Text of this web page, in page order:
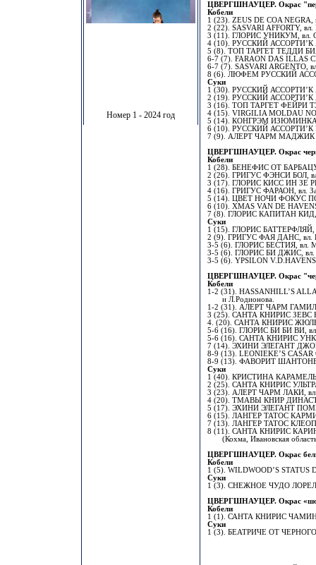
Номер 1 - 2024 год
ЦВЕРГШНАУЦЕР. Окрас
Кобели
1 (23). ZEUS DE COA NEGRA,
2 (22). SASVARI AFFORTY, вл.
3 (11). ГЛОРИС УНИКУМ, вл.
4 (10). РУССКИЙ АССОРТИ’К
5 (8). ТОП ТАРГЕТ ТЕДДИ
6-7 (7). FARAON DAS ILLAS
6-7 (7). SASVARI ARGENTO,
8 (6). ЛЮФЕМ РУССКИЙ
Суки
1 (30). РУССКИЙ АССОРТИ’К
2 (19). РУССКИЙ АССОРТИ’К
3 (16). ТОП ТАРГЕТ ФЕЙРИ
4 (15). VIRGILIA MOLDAU
5 (14). КОНГРЭМ ИЗЮМИНКА,
6 (10). РУССКИЙ АССОРТИ’К
7 (9). АЛЕРТ ЧАРМ МАДЖИК
ЦВЕРГШНАУЦЕР. Окрас
Кобели
1 (28). БЕНЕФИС ОТ
2 (26). ГРИГУС ФЭНСИ БОЛ,
3 (17). ГЛОРИС КИСС ИН ЗЕ
4 (16). ГРИГУС ФАРАОН, вл.
5 (14). ЦВЕТ НОЧИ ФОКУС
6 (10). XMAS VAN DE
7 (8). ГЛОРИС КАПИТАН КИД,
Суки
1 (15). ГЛОРИС БАТТЕРФЛЯЙ,
2 (9). ГРИГУС ФАЯ ДАНС, вл.
3-5 (6). ГЛОРИС БЕСТИЯ, вл.
3-5 (6). ГЛОРИС БИ ДЖИС, вл.
3-5 (6). YPSILON
ЦВЕРГШНАУЦЕР. Окрас
Кобели
1-2 (31). HASSANHILL’S
и Л.Родионова.
1-2 (31). АЛЕРТ ЧАРМ
3 (25). САНТА КНИРИС ЗЕВС
4. (20). САНТА КНИРИС ЖЮЛЬ
5-6 (16). ГЛОРИС БИ БИ ВИ,
5-6 (16). САНТА КНИРИС
7 (14). ЭХИНИ ЭЛЕГАНТ
8-9 (13). LEONIEKE’S
8-9 (13). ФАВОРИТ ШАНТОНЕ,
Суки
1 (40). КРИСТИНА
2 (25). САНТА КНИРИС
3 (23). АЛЕРТ ЧАРМ ЛАКИ,
4 (20). ТМАВЫ КНИР
5 (17). ЭХИНИ ЭЛЕГАНТ
6 (15). ЛАНГЕР ТАТОС
7 (13). ЛАНГЕР ТАТОС
8 (11). САНТА КНИРИС
(Кохма, Ивановская
ЦВЕРГШНАУЦЕР. Окрас
Кобели
1 (5). WILDWOOD’S STATUS
Суки
1 (3). СНЕЖНОЕ ЧУДО
ЦВЕРГШНАУЦЕР. Окрас
Кобели
1 (1). САНТА КНИРИС
Суки
1 (3). БЕАТРИЧЕ ОТ